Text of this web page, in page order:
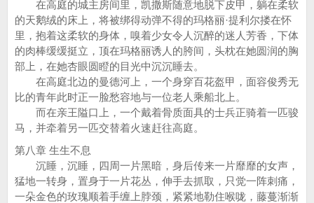
在高庭的城主房间里，凯撒斯随意地脱下皮甲，躺在柔软
的天鹅绒的床上，将被绑得动弹不得的玛格丽·提利尔搂在怀
里，抱着这柔软的身体，嗅着少女令人沉醉的迷人芳香，下体
的肉棒缓缓挺立，顶在玛格丽诱人的胯间，头枕在她圆润的胸
部上，在她杏眼圆瞪的目光中沉沉睡去。
在高庭北边的曼德河上，一个身穿百花盔甲，面容俊秀无
比的青年此时正一脸愁容地与一位老人乘船北上。
而在亲王隘口上，一个戴着骨质面具的士兵正骑着一匹骏
马，并牵着另一匹交替着火速赶往高庭。
第八章 生生不息
沉睡，沉睡，四周一片黑暗，身后传来一片靡靡的女声，
猛地一转身，置身于一片花丛，伸手去抓取，只觉一阵刺痛，
一朵金色的玫瑰顺着手缠上脖颈，紧紧地勒住喉咙，藤蔓渐渐